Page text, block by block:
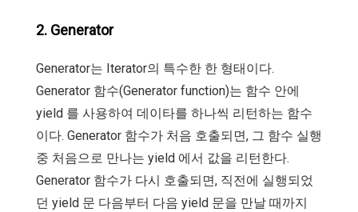
2. Generator
Generator는 Iterator의 특수한 한 형태이다.
Generator 함수(Generator function)는 함수 안에
yield 를 사용하여 데이타를 하나씩 리턴하는 함수
이다. Generator 함수가 처음 호출되면, 그 함수 실행
중 처음으로 만나는 yield 에서 값을 리턴한다.
Generator 함수가 다시 호출되면, 직전에 실행되었
던 yield 문 다음부터 다음 yield 문을 만날 때까지